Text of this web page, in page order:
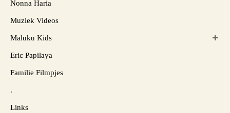
Nonna Haria
Muziek Videos
Maluku Kids
Eric Papilaya
Familie Filmpjes
.
Links